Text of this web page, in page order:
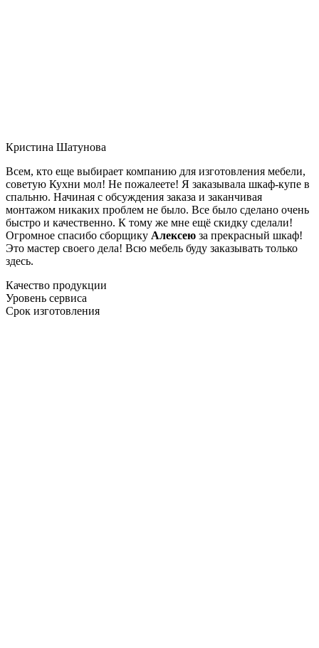
Кристина Шатунова
Всем, кто еще выбирает компанию для изготовления мебели,
советую Кухни мол! Не пожалеете! Я заказывала шкаф-купе в
спальню. Начиная с обсуждения заказа и заканчивая
монтажом никаких проблем не было. Все было сделано очень
быстро и качественно. К тому же мне ещё скидку сделали!
Огромное спасибо сборщику Алексею за прекрасный шкаф!
Это мастер своего дела! Всю мебель буду заказывать только
здесь.
Качество продукции
Уровень сервиса
Срок изготовления